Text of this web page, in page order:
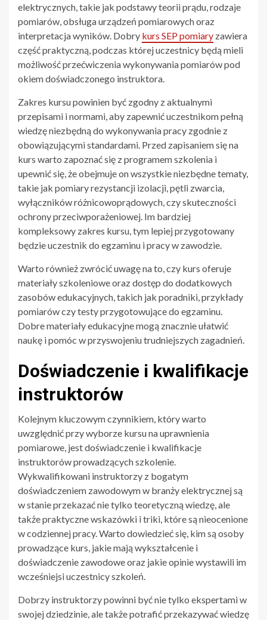
elektrycznych, takie jak podstawy teorii prądu, rodzaje
pomiarów, obsługa urządzeń pomiarowych oraz
interpretacja wyników. Dobry kurs SEP pomiary zawiera
część praktyczną, podczas której uczestnicy będą mieli
możliwość przećwiczenia wykonywania pomiarów pod
okiem doświadczonego instruktora.
Zakres kursu powinien być zgodny z aktualnymi
przepisami i normami, aby zapewnić uczestnikom pełną
wiedzę niezbędną do wykonywania pracy zgodnie z
obowiązującymi standardami. Przed zapisaniem się na
kurs warto zapoznać się z programem szkolenia i
upewnić się, że obejmuje on wszystkie niezbędne tematy,
takie jak pomiary rezystancji izolacji, pętli zwarcia,
wyłączników różnicowoprądowych, czy skuteczności
ochrony przeciwporażeniowej. Im bardziej
kompleksowy zakres kursu, tym lepiej przygotowany
będzie uczestnik do egzaminu i pracy w zawodzie.
Warto również zwrócić uwagę na to, czy kurs oferuje
materiały szkoleniowe oraz dostęp do dodatkowych
zasobów edukacyjnych, takich jak poradniki, przykłady
pomiarów czy testy przygotowujące do egzaminu.
Dobre materiały edukacyjne mogą znacznie ułatwić
naukę i pomóc w przyswojeniu trudniejszych zagadnień.
Doświadczenie i kwalifikacje
instruktorów
Kolejnym kluczowym czynnikiem, który warto
uwzględnić przy wyborze kursu na uprawnienia
pomiarowe, jest doświadczenie i kwalifikacje
instruktorów prowadzących szkolenie.
Wykwalifikowani instruktorzy z bogatym
doświadczeniem zawodowym w branży elektrycznej są
w stanie przekazać nie tylko teoretyczną wiedzę, ale
także praktyczne wskazówki i triki, które są nieocenione
w codziennej pracy. Warto dowiedzieć się, kim są osoby
prowadzące kurs, jakie mają wykształcenie i
doświadczenie zawodowe oraz jakie opinie wystawili im
wcześniejsi uczestnicy szkoleń.
Dobrzy instruktorzy powinni być nie tylko ekspertami w
swojej dziedzinie, ale także potrafić przekazywać wiedzę